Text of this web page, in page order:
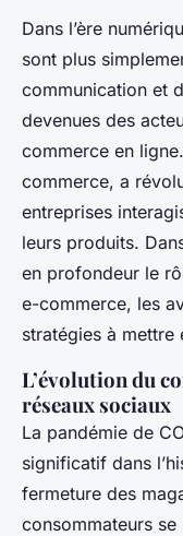
Dans l’ère
sont plus
communication et
devenues des
commerce en
commerce, a
entreprises
leurs produits.
en profondeur le
e-commerce, les
stratégies à mettre
L’évolution du
réseaux sociaux
La pandémie de
significatif dans
fermeture des
consommateurs